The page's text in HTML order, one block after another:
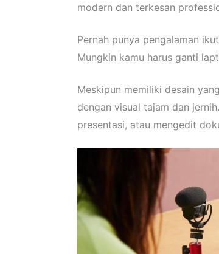
modern dan terkesan
Pernah punya pengalaman
Mungkin kamu harus ganti
Meskipun memiliki desain
dengan visual tajam dan
presentasi, atau mengedit